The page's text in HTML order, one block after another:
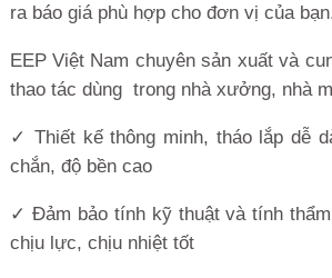
ra báo giá phù hợp cho đơn vị của
EEP Việt Nam chuyên sản xuất và
thao tác dùng trong nhà xưởng, nhà
✓ Thiết kế thông minh, tháo lắp dễ
chắn, độ bền cao
✓ Đảm bảo tính kỹ thuật và tính
chịu lực, chịu nhiệt tốt